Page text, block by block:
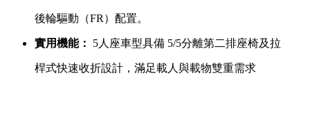
後輪驅動（FR）配置。
實用機能： 5人座車型具備 5/5分離第二排座椅及拉
桿式快速收折設計，滿足載人與載物雙重需求